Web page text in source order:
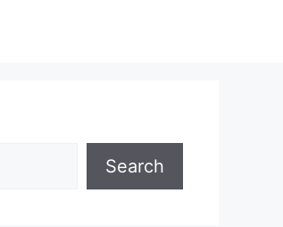
Search